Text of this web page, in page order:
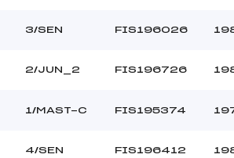
ALEXIS (FRA)
8.4300
3/SEN FIS196026
2/JUN_2 FIS196726
1/MAST-C FIS195374
4/SEN FIS196412